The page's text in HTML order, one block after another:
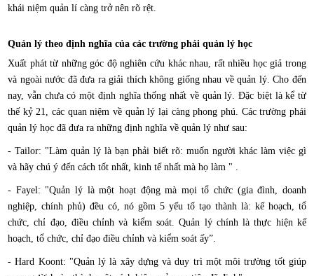
khái niệm quản lí càng trở nên rõ rệt.
Quản lý theo định nghĩa của các trường phái quản lý học
Xuất phát từ những góc độ nghiên cứu khác nhau, rất nhiều học giả trong
và ngoài nước đã đưa ra giải thích không giống nhau về quản lý. Cho đến
nay, vẫn chưa có một định nghĩa thống nhất về quản lý. Đặc biệt là kể từ
thế kỷ 21, các quan niệm về quản lý lại càng phong phú. Các trường phái
quản lý học đã đưa ra những định nghĩa về quản lý như sau:
- Tailor: "Làm quản lý là bạn phải biết rõ: muốn người khác làm việc gì
và hãy chú ý đến cách tốt nhất, kinh tế nhất mà họ làm " .
- Fayel: "Quản lý là một hoạt động mà mọi tổ chức (gia đình, doanh
nghiệp, chính phủ) đều có, nó gồm 5 yếu tố tạo thành là: kế hoạch, tổ
chức, chỉ đạo, điều chỉnh và kiểm soát. Quản lý chính là thực hiện kế
hoạch, tổ chức, chỉ đạo điều chỉnh và kiểm soát ấy”.
- Hard Koont: "Quản lý là xây dựng và duy trì một môi trường tốt giúp